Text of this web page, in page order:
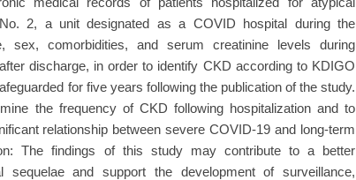
2, a unit designated as a COVID hospital during the
sex, comorbidities, and serum creatinine levels during
discharge, in order to identify CKD according to KDIGO
for five years following the publication of the study.
the frequency of CKD following hospitalization and to
relationship between severe COVID-19 and long-term
The findings of this study may contribute to a better
sequelae and support the development of surveillance,